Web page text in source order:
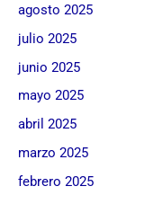
agosto 2025
julio 2025
junio 2025
mayo 2025
abril 2025
marzo 2025
febrero 2025